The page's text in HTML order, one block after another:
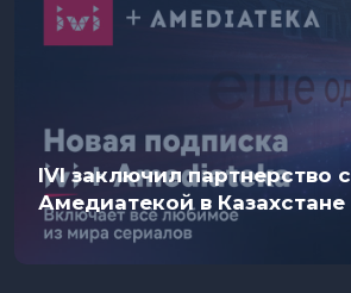
IVI заключил партнерство с
Амедиатекой в Казахстане